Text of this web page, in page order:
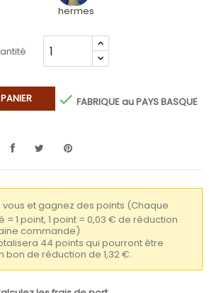
hermes
 FABRIQUE au PAYS BASQUE
vous et gagnez des points (Chaque
= 1 point, 1 point = 0,03 € de réduction
commande)
44 points qui pourront être
bon de réduction de 1,32 €.